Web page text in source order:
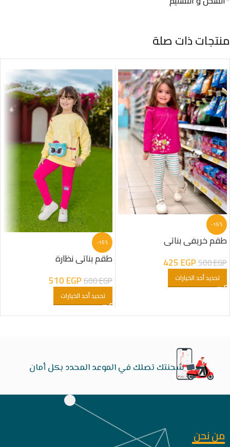
منتجات ذات صلة
-15%
طقم خريفى بناتى
500EGP
425 EGP
تحديد أحد الخيارات
-15%
طقم بناتى نظارة
600EGP
510EGP
تحديد أحد الخيارات
شحنتك تصلك في الموعد المحدد بكل أمان
من نحن